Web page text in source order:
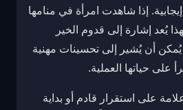
إذا شاهدت امرأة في منامها
يُعد إشارة إلى قدوم الخير
يُمكن أن يُشير إلى تحسينات مهنية
على حياتها العملية.
على استقرار قادم أو بداية